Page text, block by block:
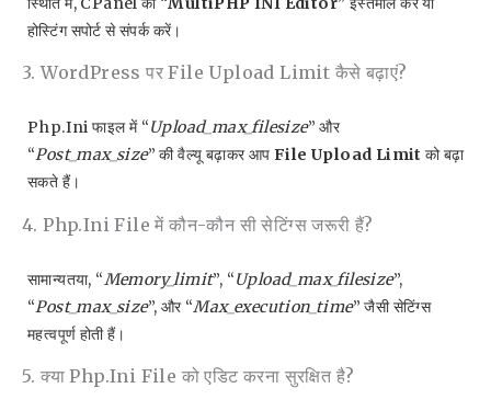
होस्टिंग सपोर्ट से संपर्क करें।
3. WordPress पर File Upload Limit कैसे बढ़ाएं?
Php.ini फाइल में “Upload_max_filesize” और
“Post_max_size” की वैल्यू बढ़ाकर आपFile Upload Limit को बढ़ा
सकते हैं।
4. Php.ini File में कौन-कौन सी सेटिंग्स जरूरी हैं?
सामान्यतया, “Memory_limit”, “Upload_max_filesize”,
“Post_max_size”, और “Max_execution_time” जैसी सेटिंग्स
महत्वपूर्ण होती हैं।
5. क्या Php.ini File को एडिट करना सुरक्षित है?